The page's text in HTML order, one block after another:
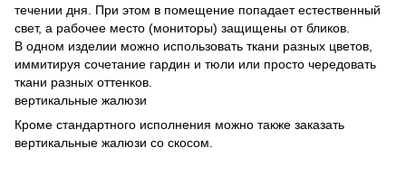
течении дня. При этом в помещение попадает естественный
свет, а рабочее место (мониторы) защищены от бликов.
В одном изделии можно использовать ткани разных цветов,
иммитируя сочетание гардин и тюли или просто чередовать
ткани разных оттенков.
вертикальные жалюзи
Кроме стандартного исполнения можно также заказать
вертикальные жалюзи со скосом.